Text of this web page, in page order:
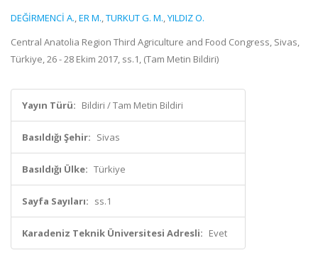
DEĞİRMENCİ A.,ER M.,TURKUT G. M.,YILDIZ O.
Central Anatolia Region Third Agriculture and Food Congress, Sivas,
Türkiye, 26 - 28 Ekim 2017, ss.1, (Tam Metin Bildiri)
Yayın Türü: Bildiri / Tam Metin Bildiri
Basıldığı Şehir: Sivas
Basıldığı Ülke: Türkiye
Sayfa Sayıları: ss.1
Karadeniz Teknik Üniversitesi Adresli: Evet